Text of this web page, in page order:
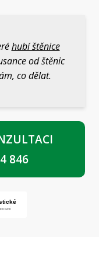
hubí štěnice
od štěnic
co dělat.
846